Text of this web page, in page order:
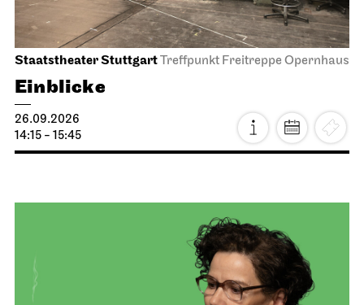
Staatstheater StuttgartTreffpunkt Freitreppe Opernhaus
Einblicke
26.09.2026
14:15 - 15:45